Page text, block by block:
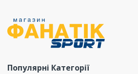
Популярні Категорії